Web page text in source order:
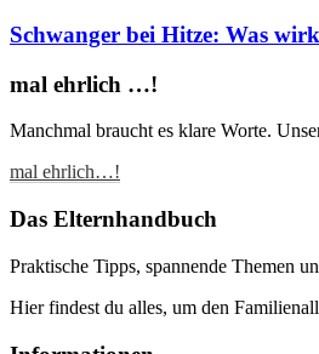
Schwanger bei Hitze: Was
mal ehrlich …!
Manchmal braucht es klare Worte.
mal ehrlich…!
Das Elternhandbuch
Praktische Tipps, spannende Themen
Hier findest du alles, um den